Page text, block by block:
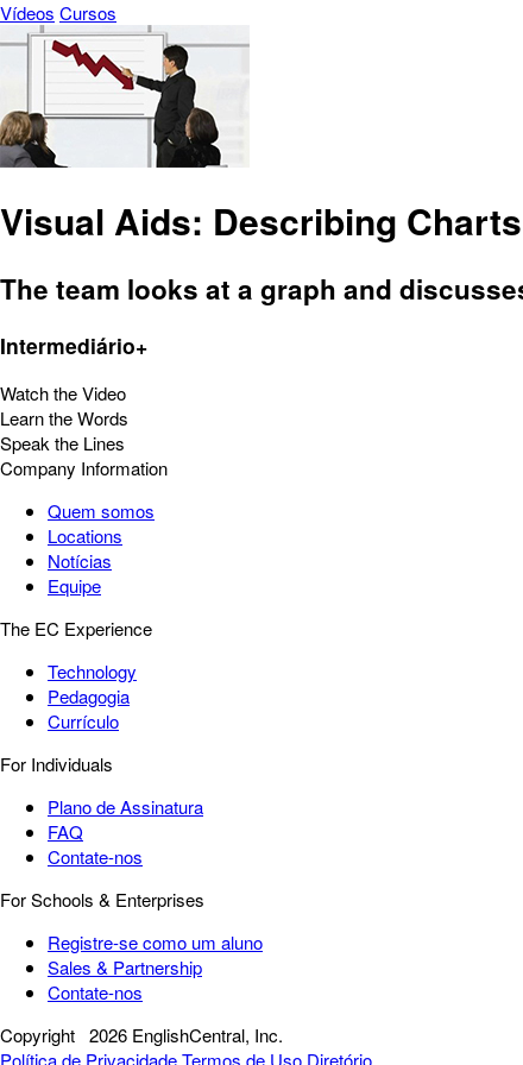
Vídeos Cursos
Visual Aids: Describing Charts
The team looks at a graph and
Intermediário+
Watch the Video
Learn the Words
Speak the Lines
Company Information
Quem somos
Locations
Notícias
Equipe
The EC Experience
Technology
Pedagogia
Currículo
For Individuals
Plano de Assinatura
FAQ
Contate-nos
For Schools & Enterprises
Registre-se como um aluno
Sales & Partnership
Contate-nos
Copyright 2026 EnglishCentral, Inc.